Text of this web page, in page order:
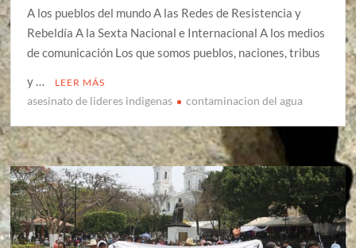
A los pueblos del mundo A las Redes de Resistencia y
Rebeldía A la Sexta Nacional e Internacional A los medios
de comunicación Los que somos pueblos, naciones, tribus
y …
LEER MÁS
asesinato de lideres indigenas contaminacion del agua